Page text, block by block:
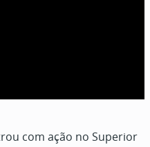
com ação no Superior